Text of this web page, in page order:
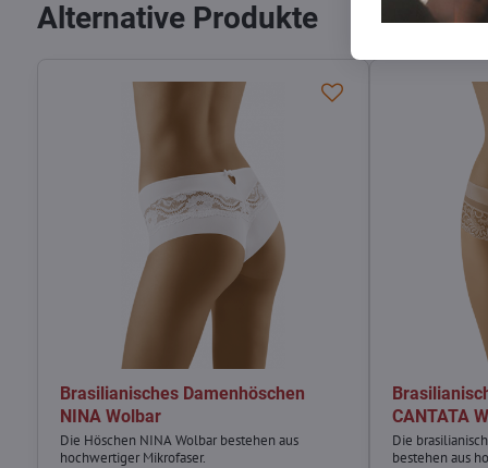
Alternative Produkte
Brasilianisches Damenhöschen
NINA Wolbar
Die Höschen NINA Wolbar bestehen aus
hochwertiger Mikrofaser.
CANTATA
Die
bestehen aus